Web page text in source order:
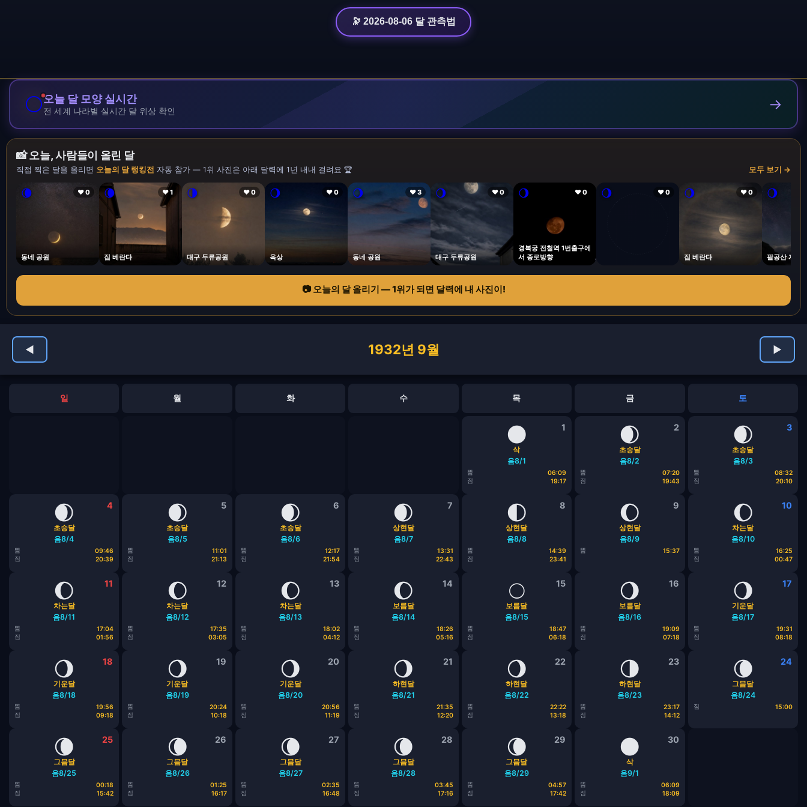
🔭 2026-08-06 달 관측법
🌕오늘 달 모양 실시간
전 세계 나라별 실시간 달 위상 확인 →
📸 오늘, 사람들이 올린 달
직접 찍은 달을 올리면 오늘의 달 랭킹전 자동 참가 — 1위 사진은 아래 달력에 1년 내내 걸려요 🏆 모두 보기 →
🌘 ❤ 0
동네 공원
🌘 ❤ 1
집 베란다
🌗 ❤ 0
대구 두류공원
🌖 ❤ 0
옥상
🌖 ❤ 3
동네 공원
🌖 ❤ 0
대구 두류공원
🌖 ❤ 0
경복궁 전철역 1번출구에
서 종로방향
🌖 ❤ 0 🌖 ❤ 0
집 베란다
🌖
팔공산 자락
📷 오늘의 달 올리기 — 1위가 되면 달력에 내 사진이!
◀ 1932년 9월 ▶
일 월 화 수 목 금 토
1
🌑
삭
음8/1
뜸
06:09
짐
19:17
2
🌒
초승달
음8/2
뜸
07:20
짐
19:43
3
🌒
초승달
음8/3
뜸
08:32
짐
20:10
4
🌒
초승달
음8/4
뜸
09:46
짐
20:39
5
🌒
초승달
음8/5
뜸
11:01
짐
21:13
6
🌒
초승달
음8/6
뜸
12:17
짐
21:54
7
🌒
상현달
음8/7
뜸
13:31
짐
22:43
8
🌓
상현달
음8/8
뜸
14:39
짐
23:41
9
🌔
상현달
음8/9
뜸 15:37
10
🌔
차는달
음8/10
뜸
16:25
짐
00:47
11
🌔
차는달
음8/11
뜸
17:04
짐
01:56
12
🌔
차는달
음8/12
뜸
17:35
짐
03:05
13
🌔
차는달
음8/13
뜸
18:02
짐
04:12
14
🌔
보름달
음8/14
뜸
18:26
짐
05:16
15
🌕
보름달
음8/15
뜸
18:47
짐
06:18
16
🌖
보름달
음8/16
뜸
19:09
짐
07:18
17
🌖
기운달
음8/17
뜸
19:31
짐
08:18
18
🌖
기운달
음8/18
뜸
19:56
짐
09:18
19
🌖
기운달
음8/19
뜸
20:24
짐
10:18
20
🌖
기운달
음8/20
뜸
20:56
짐
11:19
21
🌖
하현달
음8/21
뜸
21:35
짐
12:20
22
🌖
하현달
음8/22
뜸
22:22
짐
13:18
23
🌗
하현달
음8/23
뜸
23:17
짐
14:12
24
🌘
그믐달
음8/24
짐 15:00
25
🌘
그믐달
음8/25
뜸
00:18
짐
15:42
26
🌘
그믐달
음8/26
뜸
01:25
짐
16:17
27
🌘
그믐달
음8/27
뜸
02:35
짐
16:48
28
🌘
그믐달
음8/28
뜸
03:45
짐
17:16
29
🌘
그믐달
음8/29
뜸
04:57
짐
17:42
30
🌑
삭
음9/1
뜸
06:09
짐
18:09